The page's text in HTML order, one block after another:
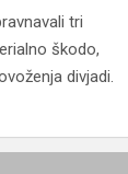
tri
škodo,
divjadi.